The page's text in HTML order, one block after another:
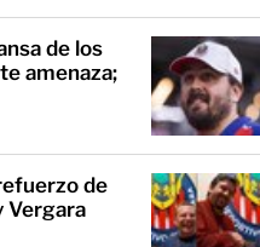
de los
amenaza;
de
Vergara